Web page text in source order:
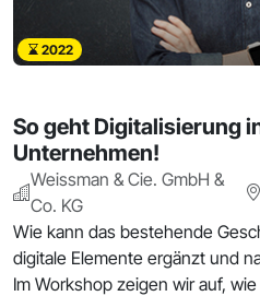
2022
So geht Digitalisierung
Unternehmen!
Weissman & Cie. GmbH &
Co. KG
Wie kann das bestehende
digitale Elemente ergänzt und
Im Workshop zeigen wir auf,